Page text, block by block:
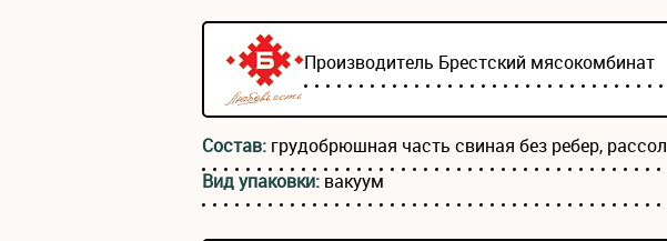
Производитель Брестский мясокомбинат
Состав: грудобрюшная часть свиная без ребер, рассол
Вид упаковки: вакуум